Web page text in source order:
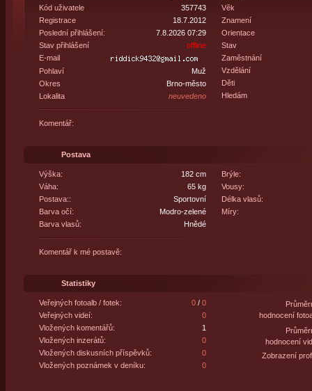
Kód uživatele
357743
Registrace
18.7.2012
Poslední přihlášení:
7.8.2026 07:29
Stav přihlášení
offline
E-mail
Pohlaví
Muž
Okres
Brno-město
Lokalita
neuvedeno
Věk
Znamení
Orientace
Stav
Zaměstnání
Vzdělání
Děti
Hledám
Komentář:
Postava
Výška:
182 cm
Váha:
65 kg
Postava::
Sportovní
Barva očí:
Modro-zelené
Barva vlasů:
Hnědé
Brýle:
Vousy:
Délka vlasů:
Míry:
Komentář k mé postavě:
Statistiky
Veřejných fotoalb / fotek: 0/ 0
Veřejných videí:
0
Vložených komentářů:
1
Vložených inzerátů:
0
Vložených diskusních příspěvků:
0
Vložených poznámek v deníku:
0
hodnocení
hodnocení
Zobrazení